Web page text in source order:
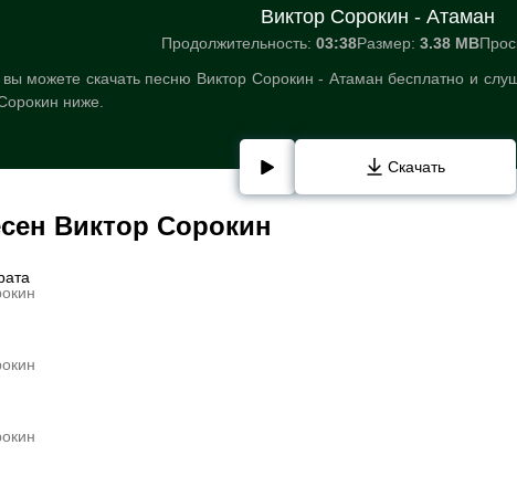
Виктор Сорокин - Атаман
Продолжительность: 03:38Размер: 3.38 MB
можете скачать песню Виктор Сорокин - Атаман бесплатно и
ниже.
Скачать
Виктор Сорокин